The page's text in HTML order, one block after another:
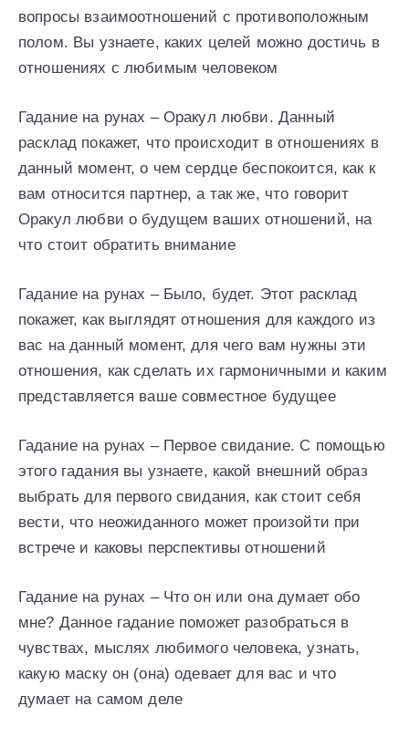
вопросы взаимоотношений с противоположным
полом. Вы узнаете, каких целей можно достичь в
отношениях с любимым человеком
Гадание на рунах – Оракул любви. Данный
расклад покажет, что происходит в отношениях в
данный момент, о чем сердце беспокоится, как к
вам относится партнер, а так же, что говорит
Оракул любви о будущем ваших отношений, на
что стоит обратить внимание
Гадание на рунах – Было, будет. Этот расклад
покажет, как выглядят отношения для каждого из
вас на данный момент, для чего вам нужны эти
отношения, как сделать их гармоничными и каким
представляется ваше совместное будущее
Гадание на рунах – Первое свидание. С помощью
этого гадания вы узнаете, какой внешний образ
выбрать для первого свидания, как стоит себя
вести, что неожиданного может произойти при
встрече и каковы перспективы отношений
Гадание на рунах – Что он или она думает обо
мне? Данное гадание поможет разобраться в
чувствах, мыслях любимого человека, узнать,
какую маску он (она) одевает для вас и что
думает на самом деле